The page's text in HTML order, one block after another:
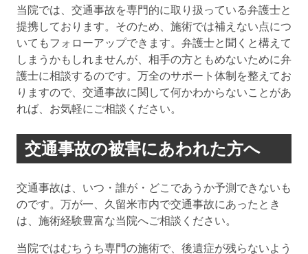
当院では、交通事故を専門的に取り扱っている弁護士と
提携しております。そのため、施術では補えない点につ
いてもフォローアップできます。弁護士と聞くと構えて
しまうかもしれませんが、相手の方ともめないために弁
護士に相談するのです。万全のサポート体制を整えてお
りますので、交通事故に関して何かわからないことがあ
れば、お気軽にご相談ください。
交通事故の被害にあわれた方へ
交通事故は、いつ・誰が・どこであうか予測できないも
のです。万が一、久留米市内で交通事故にあったとき
は、施術経験豊富な当院へご相談ください。
当院ではむちうち専門の施術で、後遺症が残らないよう